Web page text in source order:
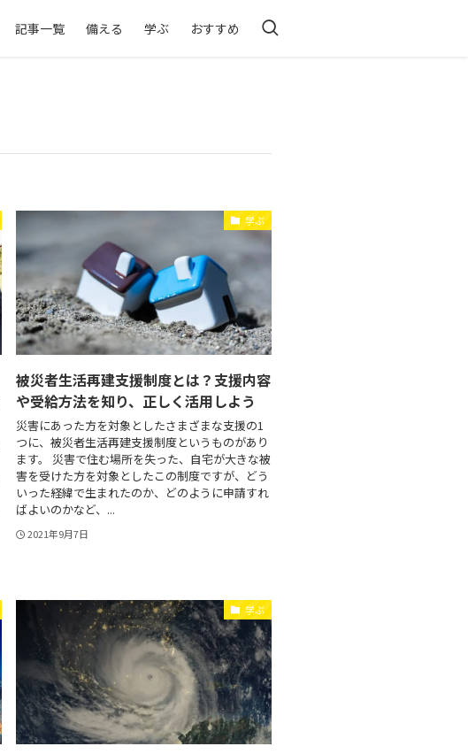
記事一覧 備える 学ぶ おすすめ
学ぶ
被災者生活再建支援制度とは？支援内容
や受給方法を知り、正しく活用しよう
災害にあった方を対象としたさまざまな支援の1
つに、被災者生活再建支援制度というものがあり
ます。 災害で住む場所を失った、自宅が大きな被
害を受けた方を対象としたこの制度ですが、どう
いった経緯で生まれたのか、どのように申請すれ
ばよいのかなど、...
2021年9月7日
学ぶ